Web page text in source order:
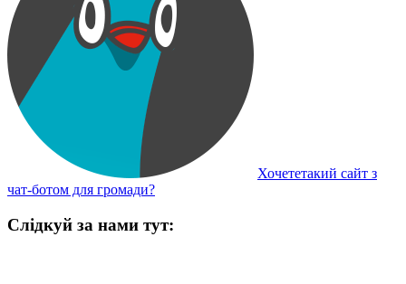
Хочететакий сайт з
чат-ботом для громади?
Слідкуй за нами тут: